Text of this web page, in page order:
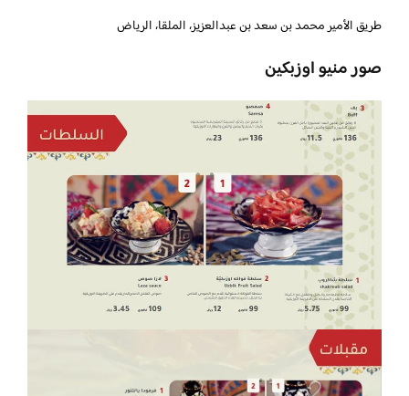
طريق الأمير محمد بن سعد بن عبدالعزيز، الملقا، الرياض
صور منيو اوزبكين